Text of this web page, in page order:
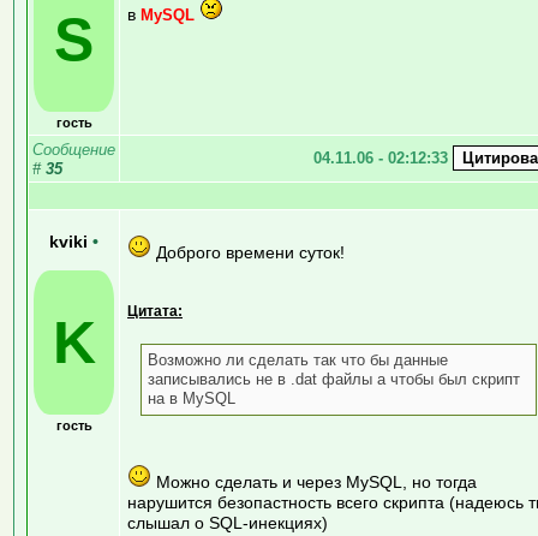
S
гость
в MySQL
Сообщение
# 35
04.11.06 - 02:12:33
kviki •
K
гость
Доброго времени суток!
Цитата:
Возможно ли сделать так что бы данные
записывались не в .dat файлы а чтобы был скрипт
на в MySQL
Можно сделать и через MySQL, но тогда
нарушится безопастность всего скрипта (надеюсь
слышал о SQL-инекциях)